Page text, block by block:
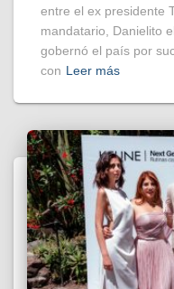
entre el ex presidente
mandatario, Danielito
gobernó el país por
con Leer más